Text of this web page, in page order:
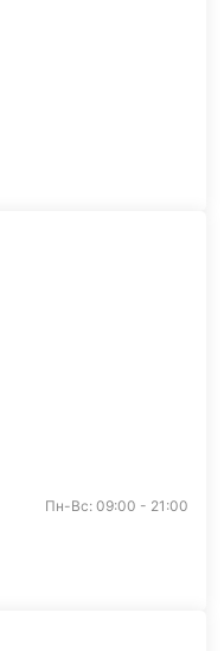
Пн-Вс: 09:00 - 21:00